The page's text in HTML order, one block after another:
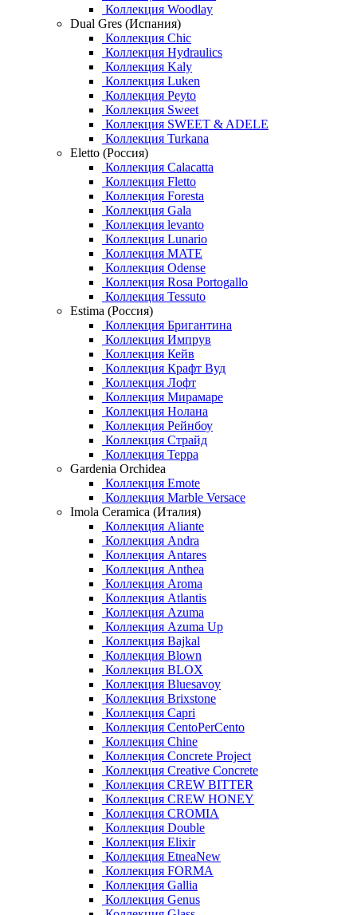
Коллекция Woodlay
Dual Gres (Испания)
Коллекция Chic
Коллекция Hydraulics
Коллекция Kaly
Коллекция Luken
Коллекция Peyto
Коллекция Sweet
Коллекция SWEET & ADELE
Коллекция Turkana
Eletto (Россия)
Коллекция Calacatta
Коллекция Fletto
Коллекция Foresta
Коллекция Gala
Коллекция levanto
Коллекция Lunario
Коллекция MATE
Коллекция Odense
Коллекция Rosa Portogallo
Коллекция Tessuto
Estima (Россия)
Коллекция Бригантина
Коллекция Импрув
Коллекция Кейв
Коллекция Крафт Вуд
Коллекция Лофт
Коллекция Мирамаре
Коллекция Нолана
Коллекция Рейнбоу
Коллекция Страйд
Коллекция Терра
Gardenia Orchidea
Коллекция Emote
Коллекция Marble Versace
Imola Ceramica (Италия)
Коллекция Aliante
Коллекция Andra
Коллекция Antares
Коллекция Anthea
Коллекция Aroma
Коллекция Atlantis
Коллекция Azuma
Коллекция Azuma Up
Коллекция Bajkal
Коллекция Blown
Коллекция BLOX
Коллекция Bluesavoy
Коллекция Brixstone
Коллекция Capri
Коллекция CentoPerCento
Коллекция Chine
Коллекция Concrete Project
Коллекция Creative Concrete
Коллекция CREW BITTER
Коллекция CREW HONEY
Коллекция CROMIA
Коллекция Double
Коллекция Elixir
Коллекция EtneaNew
Коллекция FORMA
Коллекция Gallia
Коллекция Genus